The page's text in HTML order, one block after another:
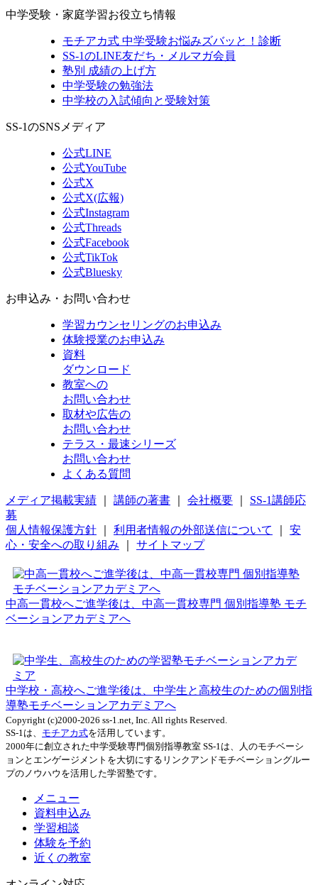
中学受験・家庭学習お役立ち情報
モチアカ式 中学受験お悩みズバッと！診断
SS-1のLINE友だち・メルマガ会員
塾別 成績の上げ方
中学受験の勉強法
中学校の入試傾向と受験対策
SS-1のSNSメディア
公式LINE
公式YouTube
公式X
公式X(広報)
公式Instagram
公式Threads
公式Facebook
公式TikTok
公式Bluesky
お申込み・お問い合わせ
学習カウンセリングのお申込み
体験授業のお申込み
資料
ダウンロード
教室への
お問い合わせ
取材や広告の
お問い合わせ
テラス・最速シリーズ
お問い合わせ
よくある質問
メディア掲載実績 講師の著書 会社概要
SS-1講師応
募
個人情報保護方針
利用者情報の外部送信について
安
心・安全への取り組み
サイトマップ
中高一貫校へご進学後は、中高一貫校専門 個別指導塾 モチ
ベーションアカデミアへ
中学校・高校へご進学後は、中学生と高校生のための個別指
導塾モチベーションアカデミアへ
Copyright (c)2000-2026 ss-1.net, Inc. All rights Reserved.
SS-1は、 モチアカ式を活用しています。
2000年に創立された中学受験専門個別指導教室 SS-1は、人のモチベーシ
ョンとエンゲージメントを大切にするリンクアンドモチベーショングルー
プのノウハウを活用した学習塾です。
メニュー
資料申込み
学習相談
体験を予約
近くの教室